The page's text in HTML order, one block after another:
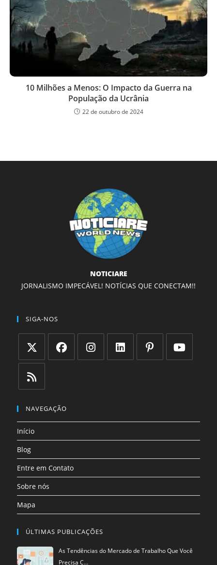
10 Milhões a Menos: O Impacto da Guerra na
População da Ucrânia
22 de outubro de 2024
NOTICIARE
JORNALISMO IMPECÁVEL! NOTÍCIAS QUE CONECTAM!!
SIGA-NOS
Abre
em
uma
aba
aba
em
uma
nova
aba
NAVEGAÇÃO
Início
Blog
Entre em Contato
Sobre nós
Mapa
ÚLTIMAS PUBLICAÇÕES
As Tendências do Mercado de Trabalho Que Você
Precisa C…